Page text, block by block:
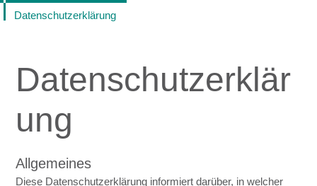
Datenschutzerklärung
Datenschutzerklär
ung
Allgemeines
Diese Datenschutzerklärung informiert darüber, in welcher